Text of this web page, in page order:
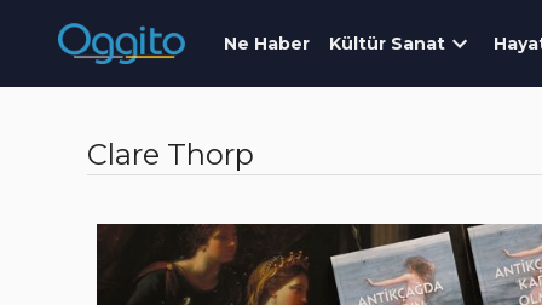
Ne Haber Kültür Sanat
Clare Thorp